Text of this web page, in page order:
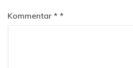
Kommentar *